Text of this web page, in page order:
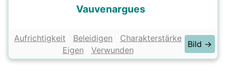
Vauvenargues
Aufrichtigkeit Beleidigen
Charakterstärke
Eigen
Verwunden
Bild →